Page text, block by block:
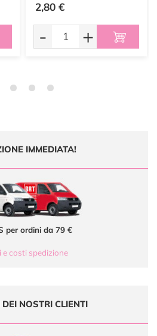
2,80 €
- +
IMMEDIATA!
per ordini da 79 €
e costi spedizione
NOSTRI CLIENTI